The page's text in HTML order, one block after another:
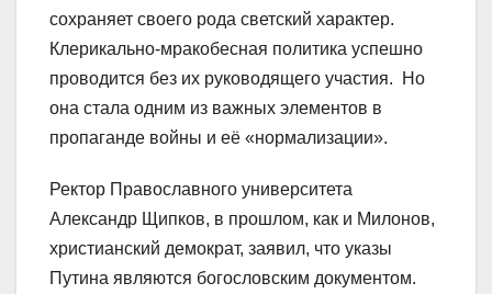
сохраняет своего рода светский характер.
Клерикально-мракобесная политика успешно
проводится без их руководящего участия. Но
она стала одним из важных элементов в
пропаганде войны и её «нормализации».
Ректор Православного университета
Александр Щипков, в прошлом, как и Милонов,
христианский демократ, заявил, что указы
Путина являются богословским документом.